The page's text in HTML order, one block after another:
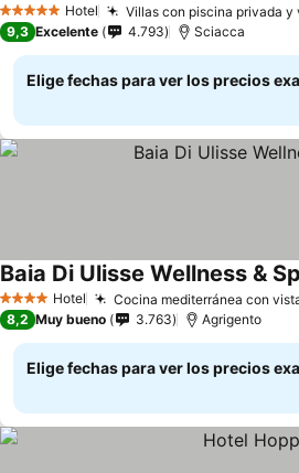
5 Estrellas Hotel Villas con piscina privada y
9,3 Excelente 4.793 Sciacca
Elige fechas para ver los precios
4 EstrellasHotel Cocina mediterránea con
Baia Di Ulisse Wellness &
8,2 Muy bueno 3.763 Agrigento
Elige fechas para ver los precios